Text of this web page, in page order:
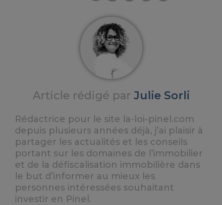
Article rédigé par Julie Sorli
Rédactrice pour le site la-loi-pinel.com
depuis plusieurs années déjà, j’ai plaisir à
partager les actualités et les conseils
portant sur les domaines de l’immobilier
et de la défiscalisation immobilière dans
le but d’informer au mieux les
personnes intéressées souhaitant
investir en Pinel.